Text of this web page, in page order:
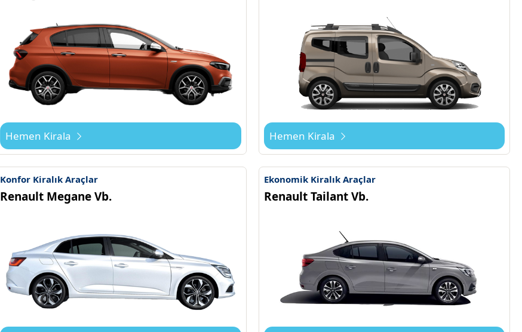
Hemen Kirala Hemen Kirala
Konfor Kiralık Araçlar
Renault Megane Vb.
Ekonomik Kiralık Araçlar
Renault Tailant Vb.